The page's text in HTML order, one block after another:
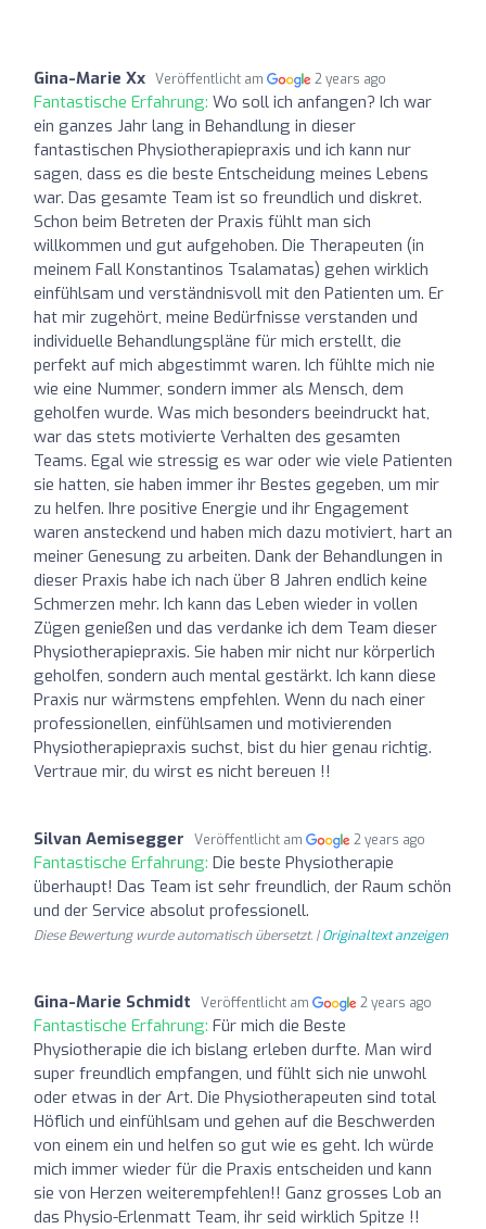
Gina-Marie Xx Veröffentlicht am 2 years ago
Fantastische Erfahrung: Wo soll ich anfangen? Ich war
ein ganzes Jahr lang in Behandlung in dieser
fantastischen Physiotherapiepraxis und ich kann nur
sagen, dass es die beste Entscheidung meines Lebens
war. Das gesamte Team ist so freundlich und diskret.
Schon beim Betreten der Praxis fühlt man sich
willkommen und gut aufgehoben. Die Therapeuten (in
meinem Fall Konstantinos Tsalamatas) gehen wirklich
einfühlsam und verständnisvoll mit den Patienten um. Er
hat mir zugehört, meine Bedürfnisse verstanden und
individuelle Behandlungspläne für mich erstellt, die
perfekt auf mich abgestimmt waren. Ich fühlte mich nie
wie eine Nummer, sondern immer als Mensch, dem
geholfen wurde. Was mich besonders beeindruckt hat,
war das stets motivierte Verhalten des gesamten
Teams. Egal wie stressig es war oder wie viele Patienten
sie hatten, sie haben immer ihr Bestes gegeben, um mir
zu helfen. Ihre positive Energie und ihr Engagement
waren ansteckend und haben mich dazu motiviert, hart an
meiner Genesung zu arbeiten. Dank der Behandlungen in
dieser Praxis habe ich nach über 8 Jahren endlich keine
Schmerzen mehr. Ich kann das Leben wieder in vollen
Zügen genießen und das verdanke ich dem Team dieser
Physiotherapiepraxis. Sie haben mir nicht nur körperlich
geholfen, sondern auch mental gestärkt. Ich kann diese
Praxis nur wärmstens empfehlen. Wenn du nach einer
professionellen, einfühlsamen und motivierenden
Physiotherapiepraxis suchst, bist du hier genau richtig.
Vertraue mir, du wirst es nicht bereuen !!
Silvan Aemisegger Veröffentlicht am 2 years ago
Fantastische Erfahrung: Die beste Physiotherapie
überhaupt! Das Team ist sehr freundlich, der Raum schön
und der Service absolut professionell.
Diese Bewertung wurde automatisch übersetzt. |Originaltext anzeigen
Gina-Marie Schmidt Veröffentlicht am 2 years ago
Fantastische Erfahrung: Für mich die Beste
Physiotherapie die ich bislang erleben durfte. Man wird
super freundlich empfangen, und fühlt sich nie unwohl
oder etwas in der Art. Die Physiotherapeuten sind total
Höflich und einfühlsam und gehen auf die Beschwerden
von einem ein und helfen so gut wie es geht. Ich würde
mich immer wieder für die Praxis entscheiden und kann
sie von Herzen weiterempfehlen!! Ganz grosses Lob an
das Physio-Erlenmatt Team, ihr seid wirklich Spitze !!